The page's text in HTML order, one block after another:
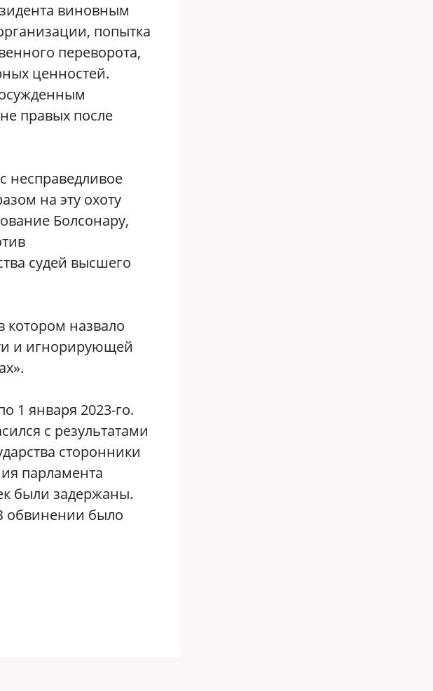
виновным
попытка
переворота,
ценностей.
правых после
несправедливое
на эту охоту
Болсонару,
судей высшего
котором назвало
и игнорирующей
1 января 2023-го.
с результатами
сторонники
парламента
были задержаны.
обвинении было